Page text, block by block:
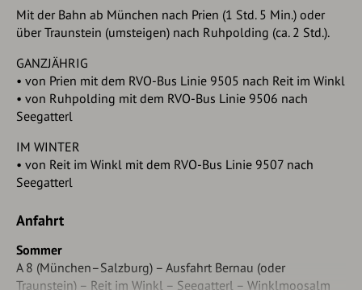
Mit der Bahn ab München nach Prien (1 Std. 5 Min.) oder
über Traunstein (umsteigen) nach Ruhpolding (ca. 2 Std.).
GANZJÄHRIG
• von Prien mit dem RVO-Bus Linie 9505 nach Reit im Winkl
• von Ruhpolding mit dem RVO-Bus Linie 9506 nach
Seegatterl
IM WINTER
• von Reit im Winkl mit dem RVO-Bus Linie 9507 nach
Seegatterl
Anfahrt
Sommer
A 8 (München–Salzburg) – Ausfahrt Bernau (oder
Traunstein) – Reit im Winkl – Seegatterl – Winklmoosalm